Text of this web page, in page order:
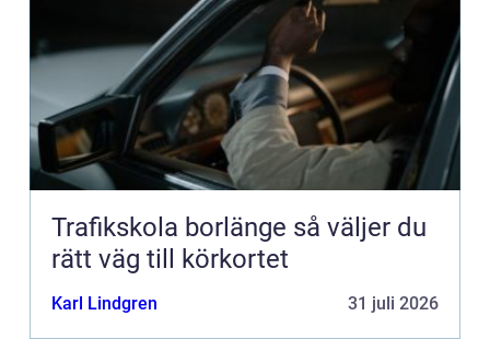
Trafikskola borlänge så väljer du
rätt väg till körkortet
Karl Lindgren 31 juli 2026